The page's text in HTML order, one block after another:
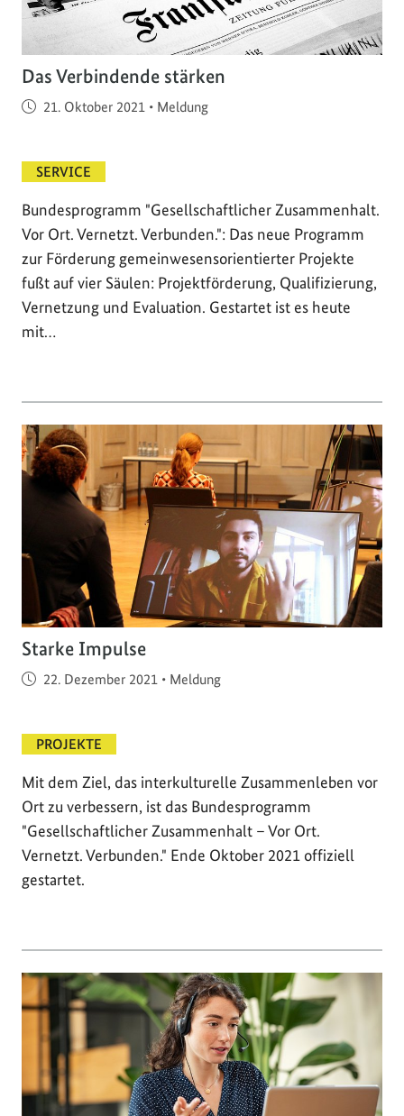
Das Verbindende stärken
Veröffentlicht am
21. Oktober 2021 • Meldung
SERVICE
Bundesprogramm "Gesellschaftlicher Zusammenhalt.
Vor Ort. Vernetzt. Verbunden.": Das neue Programm
zur Förderung gemeinwesensorientierter Projekte
fußt auf vier Säulen: Projektförderung, Qualifizierung,
Vernetzung und Evaluation. Gestartet ist es heute
mit…
Starke Impulse
Veröffentlicht am
22. Dezember 2021 • Meldung
PROJEKTE
Mit dem Ziel, das interkulturelle Zusammenleben vor
Ort zu verbessern, ist das Bundesprogramm
"Gesellschaftlicher Zusammenhalt – Vor Ort.
Vernetzt. Verbunden." Ende Oktober 2021 offiziell
gestartet.